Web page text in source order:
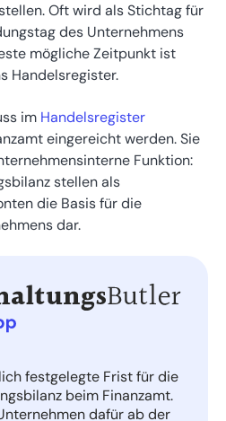
Oft wird als Stichtag für
des Unternehmens
mögliche Zeitpunkt ist
Handelsregister.
im Handelsregister
eingereicht werden. Sie
Funktion:
stellen als
die Basis für die
dar.
festgelegte Frist für die
beim Finanzamt.
dafür ab der